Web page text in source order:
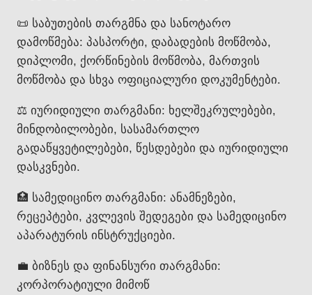
📜 საბუთების თარგმნა და სანოტარო
დამოწმება: პასპორტი, დაბადების მოწმობა,
დიპლომი, ქორწინების მოწმობა, მართვის
მოწმობა და სხვა ოფიციალური დოკუმენტები.
⚖️ იურიდიული თარგმანი: ხელშეკრულებები,
მინდობილობები, სასამართლო
გადაწყვეტილებები, წესდებები და იურიდიული
დასკვნები.
🏥 სამედიცინო თარგმანი: ანამნეზები,
რეცეპტები, კვლევის შედეგები და სამედიცინო
აპარატურის ინსტრუქციები.
💼 ბიზნეს და ფინანსური თარგმანი:
კორპორატიული მიმოწ